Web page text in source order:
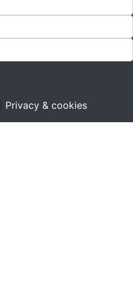
Privacy & cookies